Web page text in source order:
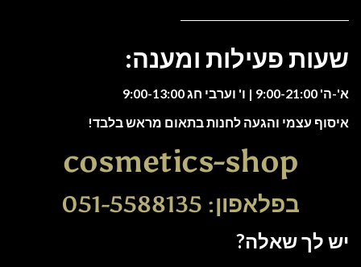
שעות פעילות ומענה:
א'-ה' 9:00-21:00 | ו' וערבי חג 9:00-13:00
איסוף עצמי והגעה לחנות בתאום מראש בלבד!
cosmetics-shop
בפלאפון: 051-5588135
יש לך שאלה?